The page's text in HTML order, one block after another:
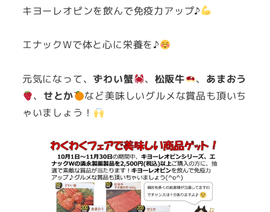
キヨーレオピンを飲んで免疫力アップ♪
エナックWで体と心に栄養を♪
元気になって、ずわい蟹 、 松阪牛 、 あまおう
、 せとか
など美味しいグルメな賞品も頂いち
ゃいましょう！